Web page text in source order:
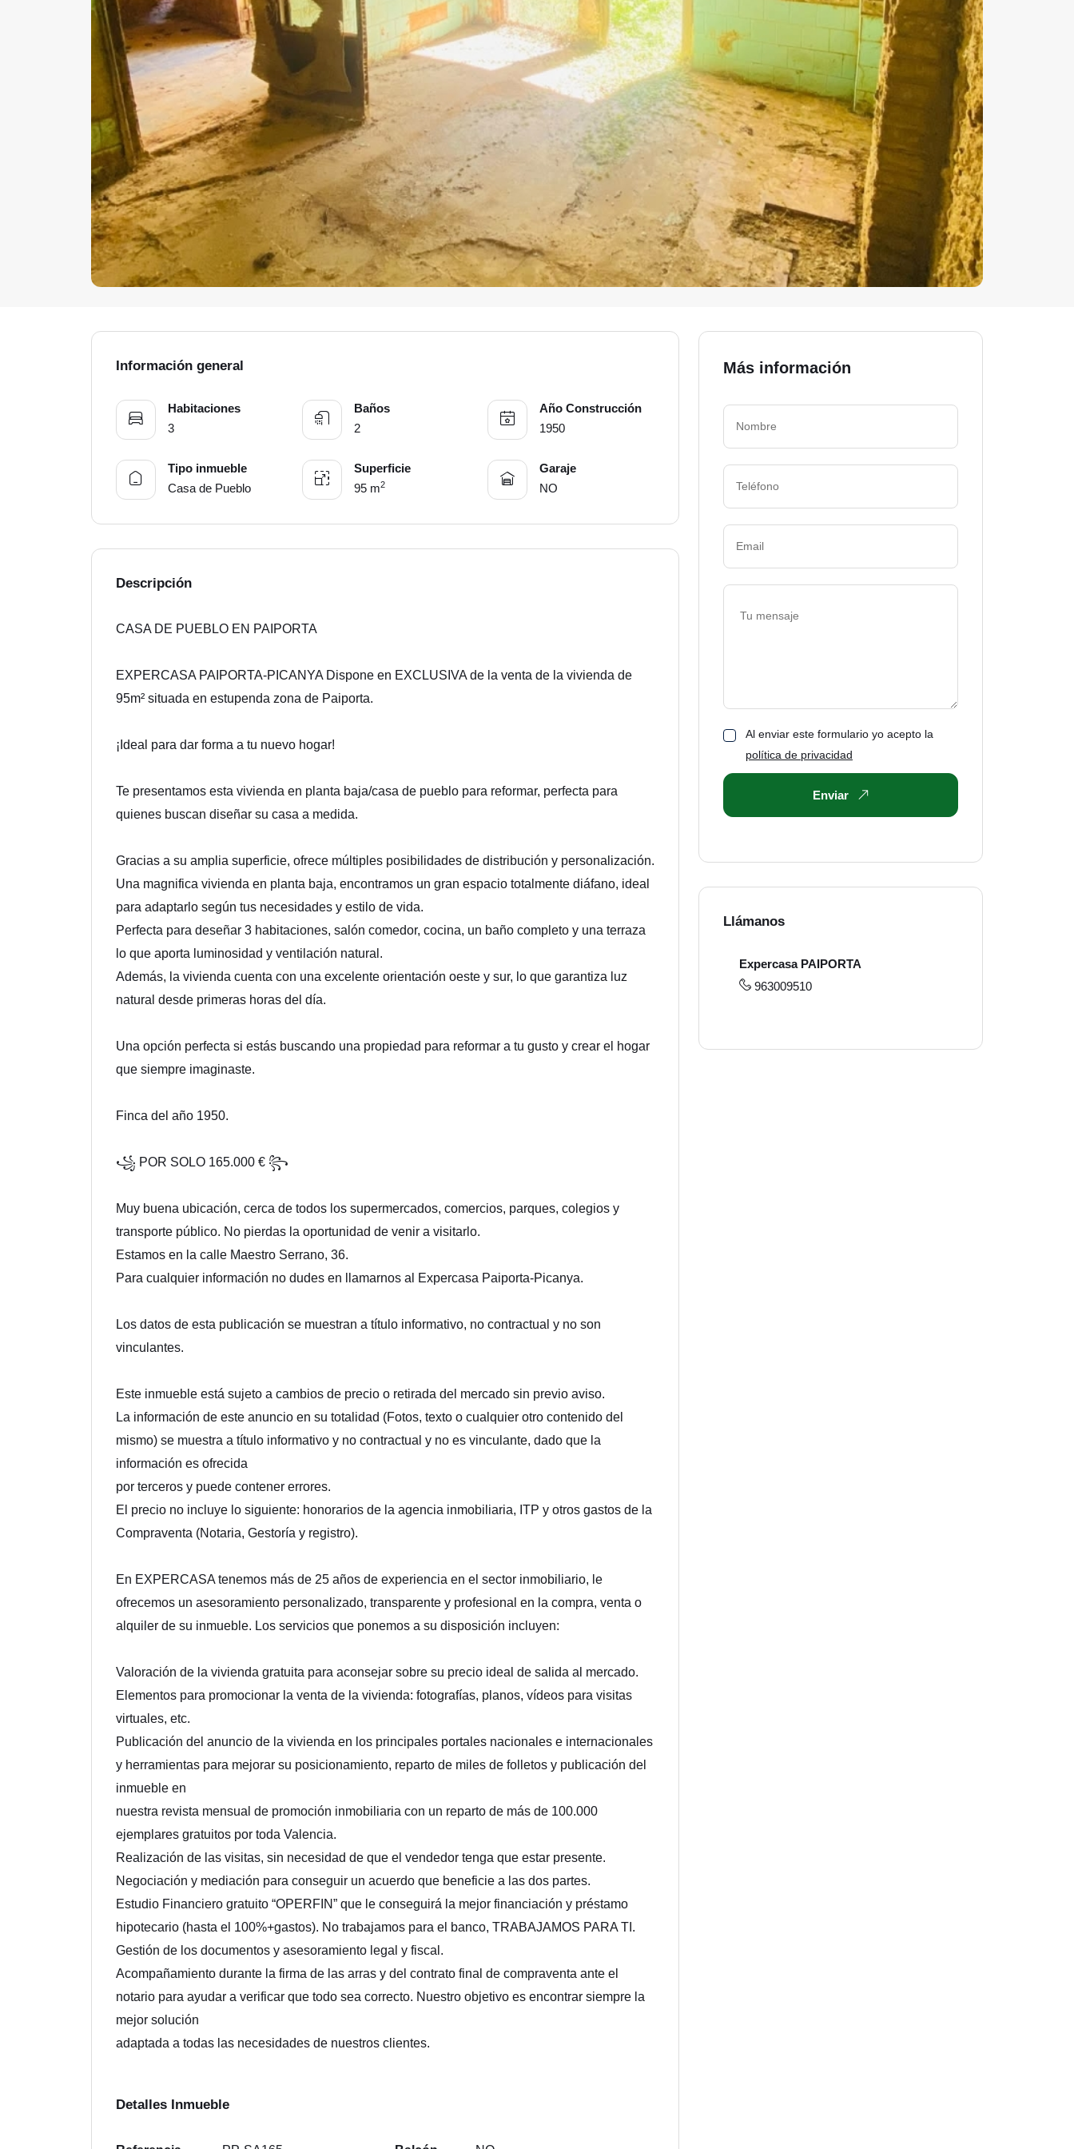
Información general
Habitaciones
3
Baños
2
Año Construcción
1950
Tipo inmueble
Casa de Pueblo
Superficie
95 m2
Garaje
NO
Descripción
CASA DE PUEBLO EN PAIPORTA
EXPERCASA PAIPORTA-PICANYA Dispone en EXCLUSIVA de la venta de la vivienda de
95m² situada en estupenda zona de Paiporta.
¡Ideal para dar forma a tu nuevo hogar!
Te presentamos esta vivienda en planta baja/casa de pueblo para reformar, perfecta para
quienes buscan diseñar su casa a medida.
Gracias a su amplia superficie, ofrece múltiples posibilidades de distribución y personalización.
Una magnifica vivienda en planta baja, encontramos un gran espacio totalmente diáfano, ideal
para adaptarlo según tus necesidades y estilo de vida.
Perfecta para deseñar 3 habitaciones, salón comedor, cocina, un baño completo y una terraza
lo que aporta luminosidad y ventilación natural.
Además, la vivienda cuenta con una excelente orientación oeste y sur, lo que garantiza luz
natural desde primeras horas del día.
Una opción perfecta si estás buscando una propiedad para reformar a tu gusto y crear el hogar
que siempre imaginaste.
Finca del año 1950.
꧁ POR SOLO 165.000 € ꧂
Muy buena ubicación, cerca de todos los supermercados, comercios, parques, colegios y
transporte público. No pierdas la oportunidad de venir a visitarlo.
Estamos en la calle Maestro Serrano, 36.
Para cualquier información no dudes en llamarnos al Expercasa Paiporta-Picanya.
Los datos de esta publicación se muestran a título informativo, no contractual y no son
vinculantes.
Este inmueble está sujeto a cambios de precio o retirada del mercado sin previo aviso.
La información de este anuncio en su totalidad (Fotos, texto o cualquier otro contenido del
mismo) se muestra a título informativo y no contractual y no es vinculante, dado que la
información es ofrecida
por terceros y puede contener errores.
El precio no incluye lo siguiente: honorarios de la agencia inmobiliaria, ITP y otros gastos de la
Compraventa (Notaria, Gestoría y registro).
En EXPERCASA tenemos más de 25 años de experiencia en el sector inmobiliario, le
ofrecemos un asesoramiento personalizado, transparente y profesional en la compra, venta o
alquiler de su inmueble. Los servicios que ponemos a su disposición incluyen:
Valoración de la vivienda gratuita para aconsejar sobre su precio ideal de salida al mercado.
Elementos para promocionar la venta de la vivienda: fotografías, planos, vídeos para visitas
virtuales, etc.
Publicación del anuncio de la vivienda en los principales portales nacionales e internacionales
y herramientas para mejorar su posicionamiento, reparto de miles de folletos y publicación del
inmueble en
nuestra revista mensual de promoción inmobiliaria con un reparto de más de 100.000
ejemplares gratuitos por toda Valencia.
Realización de las visitas, sin necesidad de que el vendedor tenga que estar presente.
Negociación y mediación para conseguir un acuerdo que beneficie a las dos partes.
Estudio Financiero gratuito “OPERFIN” que le conseguirá la mejor financiación y préstamo
hipotecario (hasta el 100%+gastos). No trabajamos para el banco, TRABAJAMOS PARA TI.
Gestión de los documentos y asesoramiento legal y fiscal.
Acompañamiento durante la firma de las arras y del contrato final de compraventa ante el
notario para ayudar a verificar que todo sea correcto. Nuestro objetivo es encontrar siempre la
mejor solución
adaptada a todas las necesidades de nuestros clientes.
Detalles Inmueble
Más información
Al enviar este formulario yo acepto la
política de privacidad
Enviar
Llámanos
Expercasa PAIPORTA
963009510